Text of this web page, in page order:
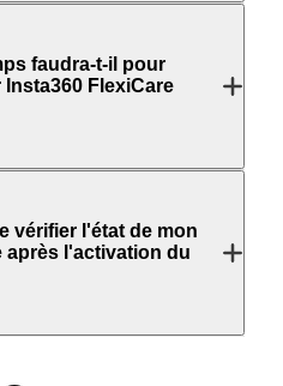
faudra-t-il pour
FlexiCare
vérifier l'état de mon
après l'activation du